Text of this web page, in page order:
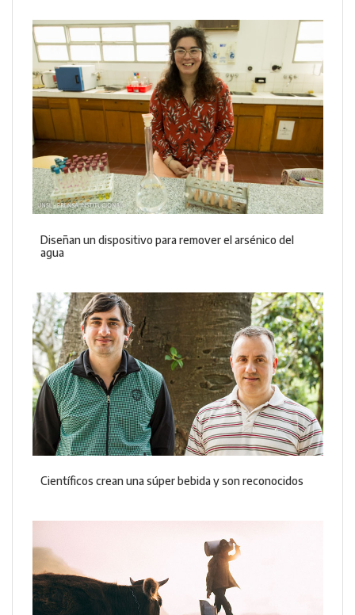
Diseñan un dispositivo para remover el arsénico del
agua
Científicos crean una súper bebida y son reconocidos